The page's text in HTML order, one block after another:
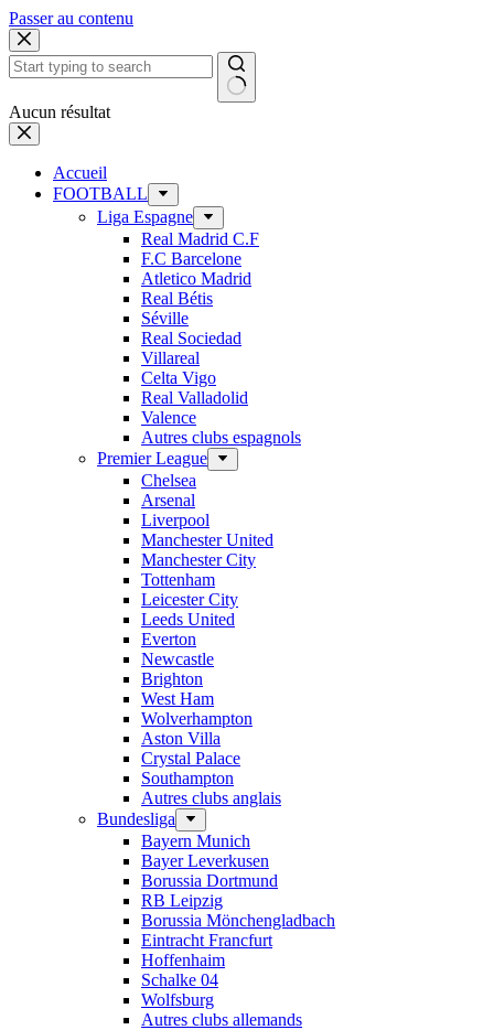
Passer au contenu
Aucun résultat
Accueil
FOOTBALL
Liga Espagne
Real Madrid C.F
F.C Barcelone
Atletico Madrid
Real Bétis
Séville
Real Sociedad
Villareal
Celta Vigo
Real Valladolid
Valence
Autres clubs espagnols
Premier League
Chelsea
Arsenal
Liverpool
Manchester United
Manchester City
Tottenham
Leicester City
Leeds United
Everton
Newcastle
Brighton
West Ham
Wolverhampton
Aston Villa
Crystal Palace
Southampton
Autres clubs anglais
Bundesliga
Bayern Munich
Bayer Leverkusen
Borussia Dortmund
RB Leipzig
Borussia Mönchengladbach
Eintracht Francfurt
Hoffenhaim
Schalke 04
Wolfsburg
Autres clubs allemands